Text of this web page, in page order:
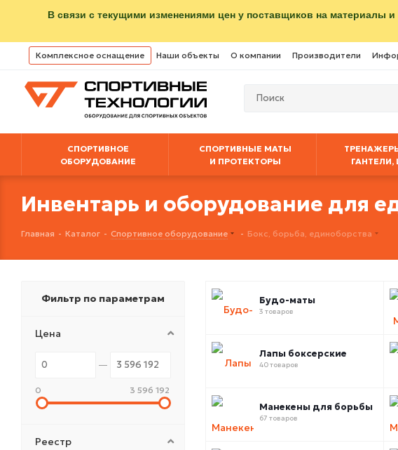
В связи с текущими изменениями цен у поставщиков на материалы
Комплексное оснащение Наши объекты О компании Производители
СПОРТИВНОЕ
ОБОРУДОВАНИЕ
СПОРТИВНЫЕ МАТЫ
И ПРОТЕКТОРЫ
Инвентарь и оборудование для
Главная - Каталог - Спортивное оборудование - Бокс, борьба, единоборства
Будо-маты
3 товаров
Лапы боксерские
40 товаров
Манекены для борьбы
67 товаров
Фильтр по параметрам
Цена
0 3 596 192
Реестр